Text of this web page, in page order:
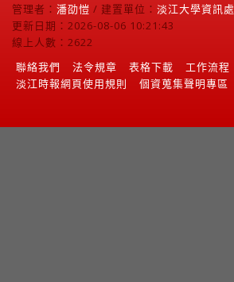
管理者： 潘劭愷 / 建置單位： 淡江大學資訊處
更新日期：2026-08-06 10:21:43
線上人數：2622
聯絡我們
法令規章 表格下載
工作流程
淡江時報網頁使用規則
個資蒐集聲明專區